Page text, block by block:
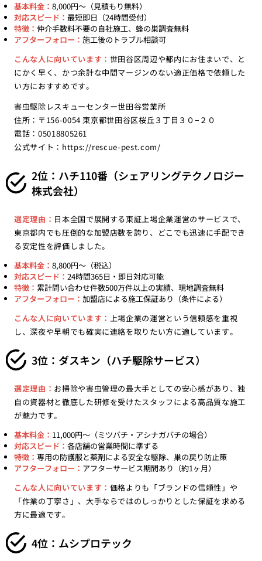
基本料金： 8,000円〜（見積もり無料）
対応スピード： 最短即日（24時間受付）
特徴： 仲介手数料不要の自社施工、蜂の巣調査無料
アフターフォロー： 施工後のトラブル相談可
こんな人に向いています： 世田谷区周辺や都内にお住まいで、と
にかく早く、かつ余計な中間マージンのない適正価格で依頼した
い方におすすめです。
害虫駆除レスキューセンター世田谷営業所
住所：〒156-0054 東京都世田谷区桜丘３丁目３０−２０
電話：05018805261
公式サイト： https://rescue-pest.com/
2位：ハチ110番（シェアリングテクノロジー
株式会社）
選定理由： 日本全国で展開する東証上場企業運営のサービスで、
東京都内でも圧倒的な加盟店数を誇り、どこでも迅速に手配でき
る安定性を評価しました。
基本料金： 8,800円〜（税込）
対応スピード： 24時間365日・即日対応可能
特徴： 累計問い合わせ件数500万件以上の実績、現地調査無料
アフターフォロー： 加盟店による施工保証あり（条件による）
こんな人に向いています： 上場企業の運営という信頼感を重視
し、深夜や早朝でも確実に連絡を取りたい方に適しています。
3位：ダスキン（ハチ駆除サービス）
選定理由： お掃除や害虫管理の最大手としての安心感があり、独
自の資器材と徹底した研修を受けたスタッフによる高品質な施工
が魅力です。
基本料金： 11,000円〜（ミツバチ・アシナガバチの場合）
対応スピード： 各店舗の営業時間に準ずる
特徴： 専用の防護服と薬剤による安全な駆除、巣の戻り防止策
アフターフォロー： アフターサービス期間あり（約1ヶ月）
こんな人に向いています： 価格よりも「ブランドの信頼性」や
「作業の丁寧さ」、大手ならではのしっかりとした保証を求める
方に最適です。
4位：ムシプロテック